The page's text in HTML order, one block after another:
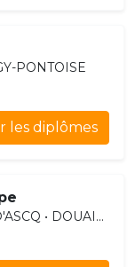
PONTOISE
les diplômes
• DOUAI...